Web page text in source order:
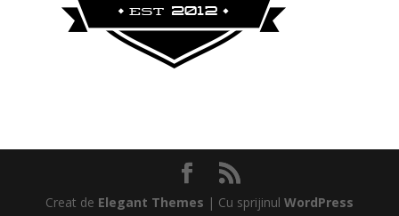
Creat de Elegant Themes | Cu sprijinul WordPress